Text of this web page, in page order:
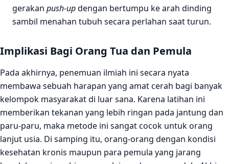
gerakan push-updengan bertumpu ke arah dinding
sambil menahan tubuh secara perlahan saat turun.
Implikasi Bagi Orang Tua dan Pemula
Pada akhirnya, penemuan ilmiah ini secara nyata
membawa sebuah harapan yang amat cerah bagi banyak
kelompok masyarakat di luar sana. Karena latihan ini
memberikan tekanan yang lebih ringan pada jantung dan
paru-paru, maka metode ini sangat cocok untuk orang
lanjut usia. Di samping itu, orang-orang dengan kondisi
kesehatan kronis maupun para pemula yang jarang